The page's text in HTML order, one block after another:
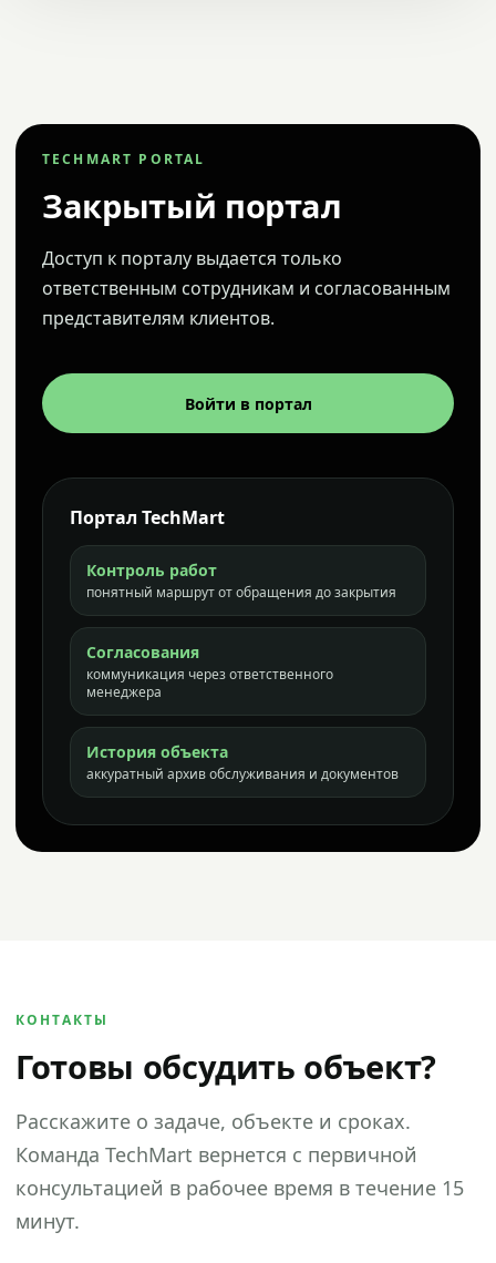
TECHMART PORTAL
Закрытый портал
Доступ к порталу выдается только
ответственным сотрудникам и согласованным
представителям клиентов.
Войти в портал
Портал TechMart
Контроль работ
понятный маршрут от обращения до закрытия
Согласования
коммуникация через ответственного
менеджера
История объекта
аккуратный архив обслуживания и документов
КОНТАКТЫ
Готовы обсудить объект?
Расскажите о задаче, объекте и сроках.
Команда TechMart вернется с первичной
консультацией в рабочее время в течение 15
минут.